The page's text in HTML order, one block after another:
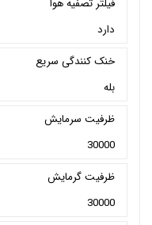
فیلتر تصفیه هوا
دارد
خنک کنندگی سریع
بله
ظرفیت سرمایش
30000
ظرفیت گرمایش
30000